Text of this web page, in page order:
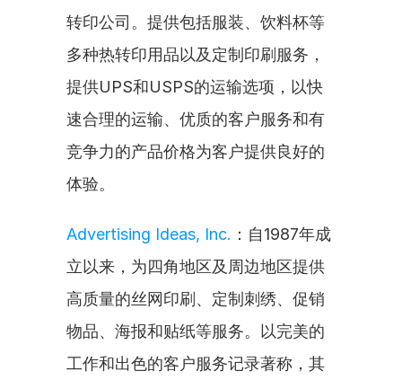
转印公司。提供包括服装、饮料杯等
多种热转印用品以及定制印刷服务，
提供UPS和USPS的运输选项，以快
速合理的运输、优质的客户服务和有
竞争力的产品价格为客户提供良好的
体验。
Advertising Ideas, Inc. ：自1987年成
立以来，为四角地区及周边地区提供
高质量的丝网印刷、定制刺绣、促销
物品、海报和贴纸等服务。以完美的
工作和出色的客户服务记录著称，其